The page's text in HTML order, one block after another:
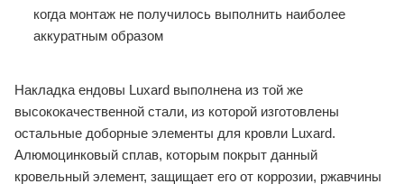
когда монтаж не получилось выполнить наиболее
аккуратным образом
Накладка ендовы Luxard выполнена из той же
высококачественной стали, из которой изготовлены
остальные доборные элементы для кровли Luxard.
Алюмоцинковый сплав, которым покрыт данный
кровельный элемент, защищает его от коррозии, ржавчины